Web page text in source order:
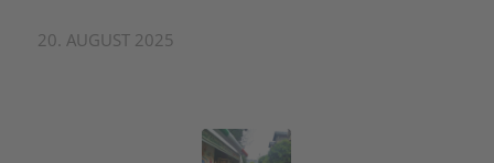
20. AUGUST 2025